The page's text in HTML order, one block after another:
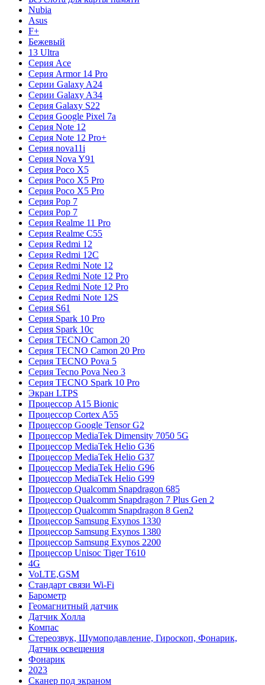
Nubia
Asus
F+
Бежевый
13 Ultra
Серия Ace
Серия Armor 14 Pro
Серии Galaxy A24
Серии Galaxy A34
Серия Galaxy S22
Серия Google Pixel 7a
Серия Note 12
Серия Note 12 Pro+
Серия nova11i
Серия Nova Y91
Серия Poco X5
Серия Poco X5 Pro
Серия Poco X5 Pro
Серия Pop 7
Серия Pop 7
Серия Realme 11 Pro
Серия Realme C55
Серия Redmi 12
Серия Redmi 12C
Серия Redmi Note 12
Серия Redmi Note 12 Pro
Серия Redmi Note 12 Pro
Серия Redmi Note 12S
Серия S61
Серия Spark 10 Pro
Серия Spark 10c
Серия TECNO Camon 20
Серия TECNO Camon 20 Pro
Серия TECNO Pova 5
Серия Tecno Pova Neo 3
Серия TECNO Spark 10 Pro
Экран LTPS
Процессор A15 Bionic
Процессор Cortex A55
Процессор Google Tensor G2
Процессор MediaTek Dimensity 7050 5G
Процессор MediaTek Helio G36
Процессор MediaTek Helio G37
Процессор MediaTek Helio G96
Процессор MediaTek Helio G99
Процессор Qualcomm Snapdragon 685
Процессор Qualcomm Snapdragon 7 Plus Gen 2
Процессор Qualcomm Snapdragon 8 Gen2
Процессор Samsung Exynos 1330
Процессор Samsung Exynos 1380
Процессор Samsung Exynos 2200
Процессор Unisoc Tiger T610
4G
VoLTE,GSM
Cтандарт связи Wi-Fi
Барометр
Геомагнитный датчик
Датчик Холла
Компас
Стереозвук, Шумоподавление, Гироскоп, Фонарик,
Датчик освещения
Фонарик
2023
Сканер под экраном